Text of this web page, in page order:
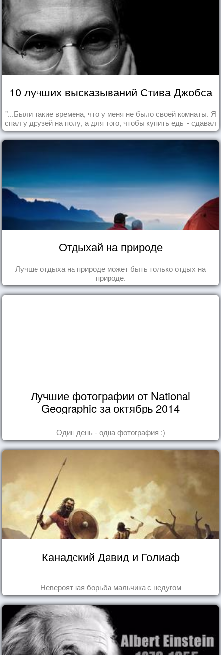
10 лучших высказываний Стива Джобса
"...Были такие времена, что у меня не было своей комнаты. Я
спал у друзей на полу, а для того, чтобы купить еды - сдавал
бутылки из под кока-колы"
Отдыхай на природе
Лучше отдыха на природе может быть только отдых на
природе.
Лучшие фотографии от National
Geographic за октябрь 2014
Один день - одна фотография :)
Канадский Давид и Голиаф
Невероятная борьба мальчика с недугом